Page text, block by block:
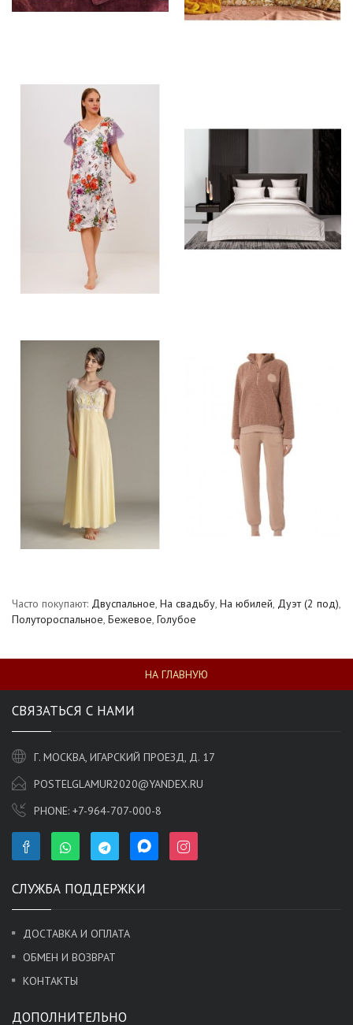
Часто покупают: Двуспальное, На свадьбу, На юбилей, Дуэт (2 под),
Полутороспальное, Бежевое, Голубое
НА ГЛАВНУЮ
СВЯЗАТЬСЯ С НАМИ
Г. МОСКВА, ИГАРСКИЙ ПРОЕЗД, Д. 17
POSTELGLAMUR2020@YANDEX.RU
PHONE: +7-964-707-000-8
СЛУЖБА ПОДДЕРЖКИ
ДОСТАВКА И ОПЛАТА
ОБМЕН И ВОЗВРАТ
КОНТАКТЫ
ДОПОЛНИТЕЛЬНО